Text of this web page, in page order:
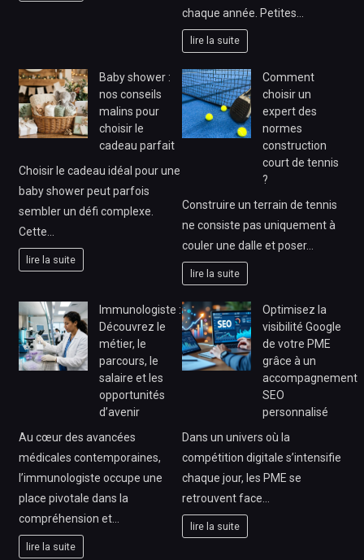
chaque année. Petites…
lire la suite
Baby shower :
nos conseils
malins pour
choisir le
cadeau parfait
Choisir le cadeau idéal pour une
baby shower peut parfois
sembler un défi complexe.
Cette…
lire la suite
Comment
choisir un
expert des
normes
construction
court de tennis
?
Construire un terrain de tennis
ne consiste pas uniquement à
couler une dalle et poser…
lire la suite
Immunologiste :
Découvrez le
métier, le
parcours, le
salaire et les
opportunités
d’avenir
Au cœur des avancées
médicales contemporaines,
l’immunologiste occupe une
place pivotale dans la
compréhension et…
lire la suite
Optimisez la
visibilité Google
de votre PME
grâce à un
accompagnement
SEO
personnalisé
Dans un univers où la
compétition digitale s’intensifie
chaque jour, les PME se
retrouvent face…
lire la suite